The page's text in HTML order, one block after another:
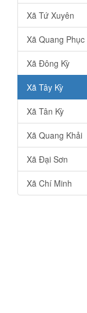
Xã Tứ Xuyên
Xã Quang Phục
Xã Đông Kỳ
Xã Tây Kỳ
Xã Tân Kỳ
Xã Quang Khải
Xã Đại Sơn
Xã Chí Minh